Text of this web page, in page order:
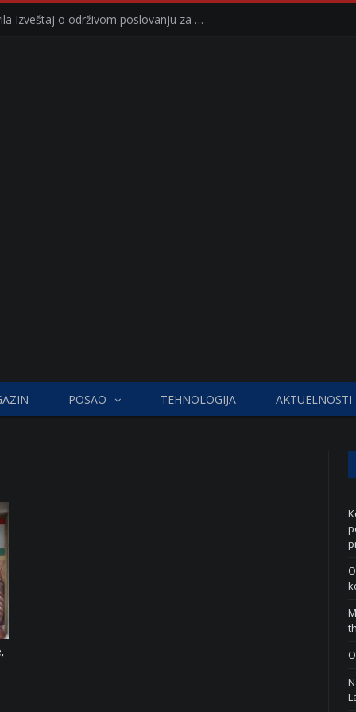
Kompanija Delez Srbija objavila Izveštaj o održivom poslovanju za 2025. godinu Briga o zajednici kroz program „Hrana za sve“ i edukaciju učenika
POSAO TEHNOLOGIJA AKTUELNOSTI